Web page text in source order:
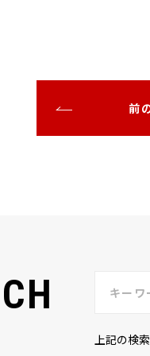
前
上記の検